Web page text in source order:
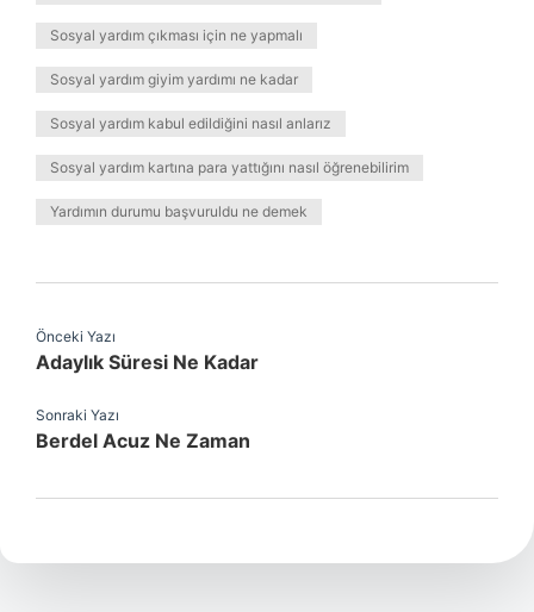
Sosyal yardım çıkması için ne yapmalı
Sosyal yardım giyim yardımı ne kadar
Sosyal yardım kabul edildiğini nasıl anlarız
Sosyal yardım kartına para yattığını nasıl öğrenebilirim
Yardımın durumu başvuruldu ne demek
Önceki Yazı
Adaylık Süresi Ne Kadar
Sonraki Yazı
Berdel Acuz Ne Zaman